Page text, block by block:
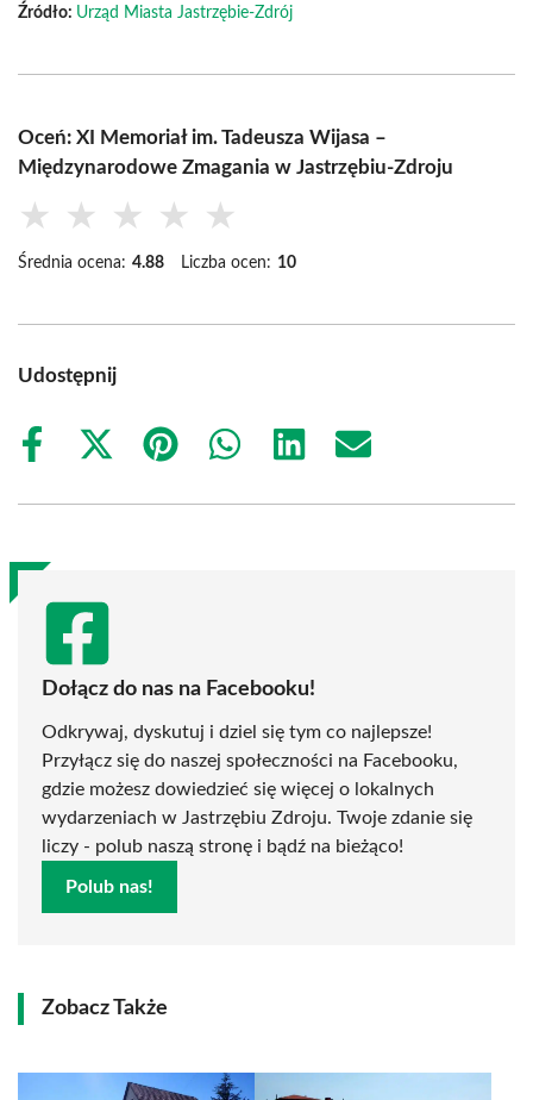
Źródło: Urząd Miasta Jastrzębie-Zdrój
Oceń: XI Memoriał im. Tadeusza Wijasa –
Międzynarodowe Zmagania w Jastrzębiu-Zdroju
★ ★ ★ ★ ★
Średnia ocena: 4.88 Liczba ocen: 10
Udostępnij
Share
Share
(Twitter)
Share
Share
Share
Share
Dołącz do nas na Facebooku!
Odkrywaj, dyskutuj i dziel się tym co najlepsze!
Przyłącz się do naszej społeczności na Facebooku,
gdzie możesz dowiedzieć się więcej o lokalnych
wydarzeniach w Jastrzębiu Zdroju. Twoje zdanie się
liczy - polub naszą stronę i bądź na bieżąco!
Polub nas!
Zobacz Także